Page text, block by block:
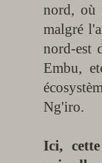
nord, où
malgré
nord-est
Embu,
Ng'iro.​
Ici,